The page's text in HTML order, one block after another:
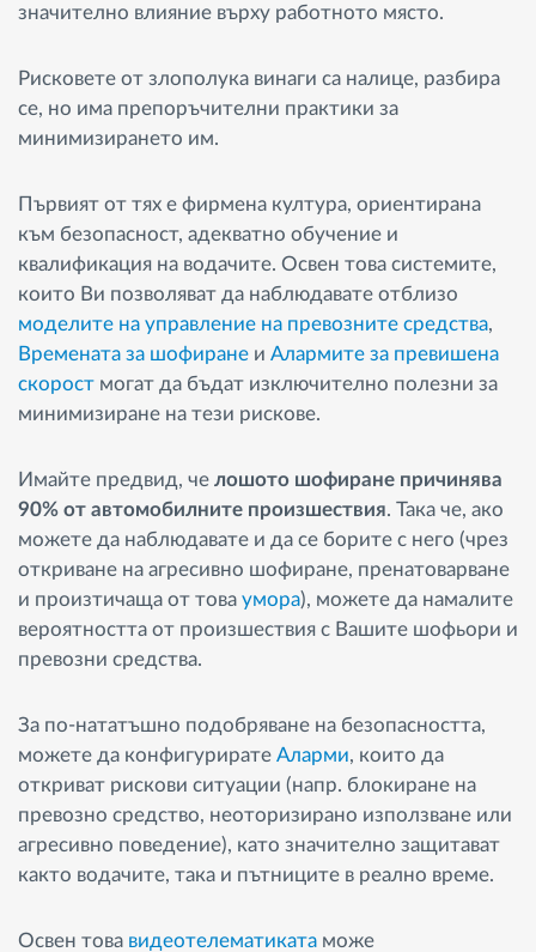
значително влияние върху работното място.
Рисковете от злополука винаги са налице, разбира
се, но има препоръчителни практики за
минимизирането им.
Първият от тях е фирмена култура, ориентирана
към безопасност, адекватно обучение и
квалификация на водачите. Освен това системите,
които Ви позволяват да наблюдавате отблизо
моделите на управление на превозните средства,
Времената за шофиране и Алармите за превишена
скорост могат да бъдат изключително полезни за
минимизиране на тези рискове.
Имайте предвид, че лошото шофиране причинява
90% от автомобилните произшествия. Така че, ако
можете да наблюдавате и да се борите с него (чрез
откриване на агресивно шофиране, пренатоварване
и произтичаща от това умора), можете да намалите
вероятността от произшествия с Вашите шофьори и
превозни средства.
За по-нататъшно подобряване на безопасността,
можете да конфигурирате Аларми, които да
откриват рискови ситуации (напр. блокиране на
превозно средство, неоторизирано използване или
агресивно поведение), като значително защитават
както водачите, така и пътниците в реално време.
Освен това видеотелематиката може